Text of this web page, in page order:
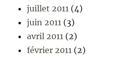
juillet 2011 (4)
juin 2011 (3)
avril 2011 (2)
février 2011 (2)